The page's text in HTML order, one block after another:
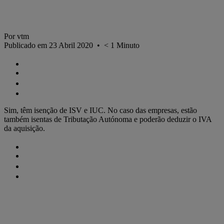
Por vtm
Publicado em 23 Abril 2020 • < 1 Minuto
Sim, têm isenção de ISV e IUC. No caso das empresas, estão
também isentas de Tributação Autónoma e poderão deduzir o IVA
da aquisição.